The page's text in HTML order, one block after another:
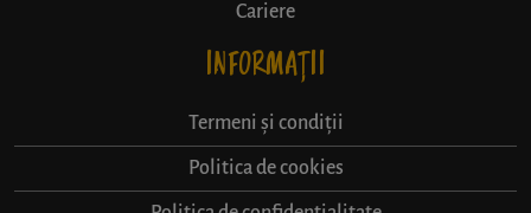
Cariere
INFORMAȚII
Termeni și condiții
Politica de cookies